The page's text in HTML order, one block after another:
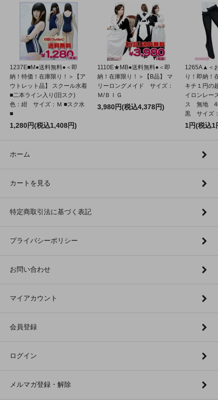
1237E■M●送料無料●＜即
納！特価！在庫限り！＞【ア
ウトレット品】 スクール水着
■二本ライン入り(旧スク)
色：紺 サイズ：Ｍ ■スク水
■
1,280円(税込1,408円)
1110E★MB●送料無料●＜即
納！在庫限り！＞【B品】 マ
リーロングメイド サイズ：
Ｍ/ＢＩＧ
3,980円(税込4,378円)
1265A▲＜
り！即納！
キチ１円の
イロンレー
ス 無地
黒 サイズ
1円(税込1
ホーム
カートを見る
特定商取引法に基づく表記
プライバシーポリシー
お問い合わせ
マイアカウント
会員登録
ログイン
メルマガ登録・解除